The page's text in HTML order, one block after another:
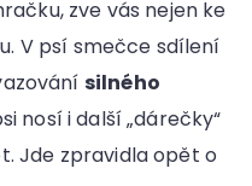
zve vás nejen ke
V psí smečce sdílení
silného
nosí i další „dárečky“
Jde zpravidla opět o